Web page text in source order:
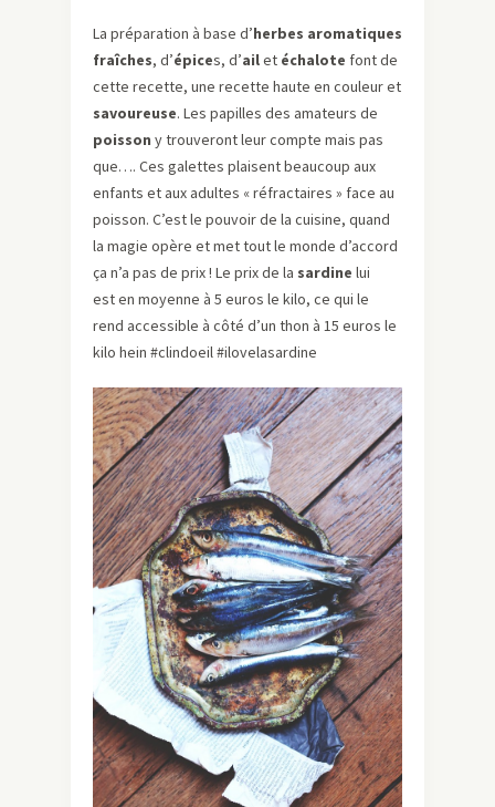
La préparation à base d’herbes aromatiques
fraîches, d’épices, d’ailet échalote font de
cette recette, une recette haute en couleur et
savoureuse. Les papilles des amateurs de
poisson y trouveront leur compte mais pas
que…. Ces galettes plaisent beaucoup aux
enfants et aux adultes « réfractaires » face au
poisson. C’est le pouvoir de la cuisine, quand
la magie opère et met tout le monde d’accord
ça n’a pas de prix ! Le prix de la sardine lui
est en moyenne à 5 euros le kilo, ce qui le
rend accessible à côté d’un thon à 15 euros le
kilo hein #clindoeil #ilovelasardine